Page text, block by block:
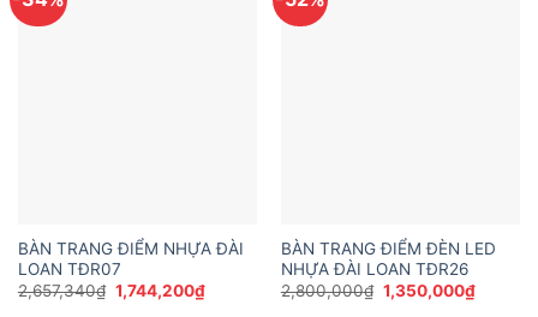
BÀN TRANG ĐIỂM NHỰA ĐÀI
LOAN TĐR07
2,657,340₫ Giá
gốc
1,744,200₫Giá
hiện
BÀN TRANG ĐIỂM ĐÈN LED
NHỰA ĐÀI LOAN TĐR26
2,800,000₫ Giá
gốc
1,350,000₫Giá
hiện